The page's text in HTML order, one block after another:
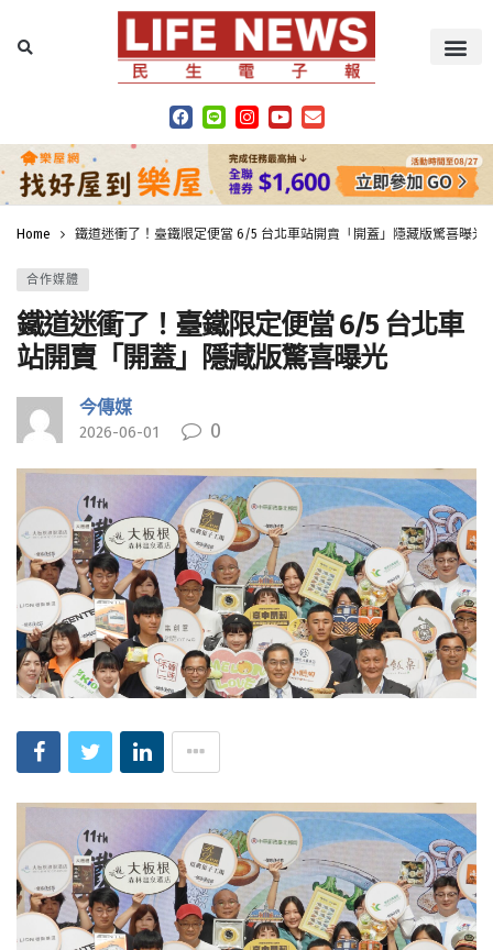
Home 鐵道迷衝了！臺鐵限定便當 6/5 台北車站開賣「開蓋」隱藏版驚喜曝光
合作媒體
鐵道迷衝了！臺鐵限定便當 6/5 台北車
站開賣「開蓋」隱藏版驚喜曝光
今傳媒
2026-06-01 0